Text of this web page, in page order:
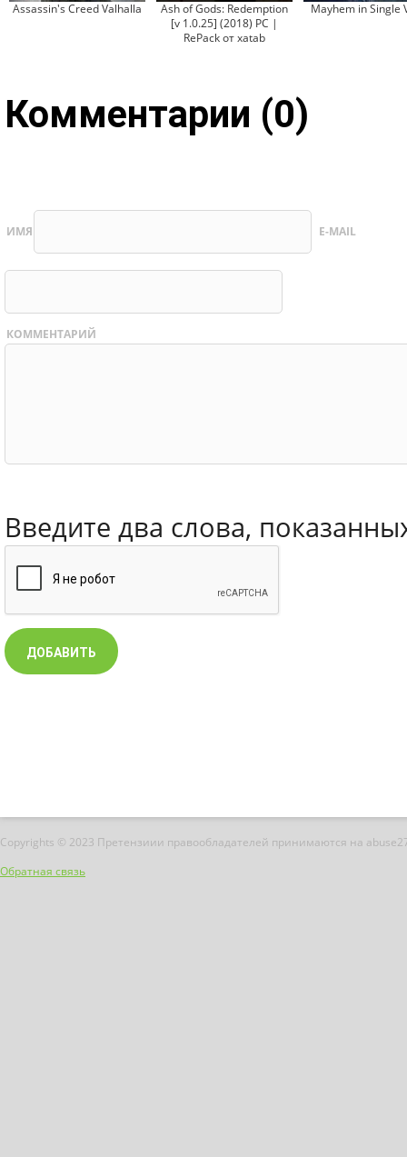
Assassin's Creed Valhalla
Ash of Gods: Redemption
[v 1.0.25] (2018) PC |
RePack от xatab
Mayhem in Single
Комментарии (0)
ИМЯ E-MAIL
КОММЕНТАРИЙ
Введите два слова,
Copyrights © 2023 Претензиии правообладателей принимаются на
Обратная связь